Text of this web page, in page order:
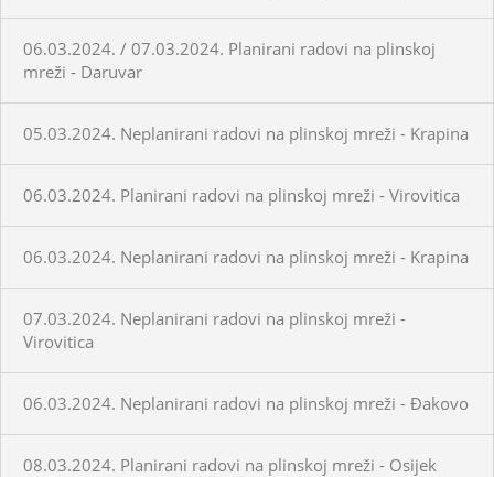
06.03.2024. / 07.03.2024. Planirani radovi na plinskoj
mreži - Daruvar
05.03.2024. Neplanirani radovi na plinskoj mreži - Krapina
06.03.2024. Planirani radovi na plinskoj mreži - Virovitica
06.03.2024. Neplanirani radovi na plinskoj mreži - Krapina
07.03.2024. Neplanirani radovi na plinskoj mreži -
Virovitica
06.03.2024. Neplanirani radovi na plinskoj mreži - Đakovo
08.03.2024. Planirani radovi na plinskoj mreži - Osijek